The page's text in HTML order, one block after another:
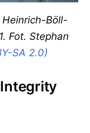
Böll-
Fot. Stephan
SA 2.0)